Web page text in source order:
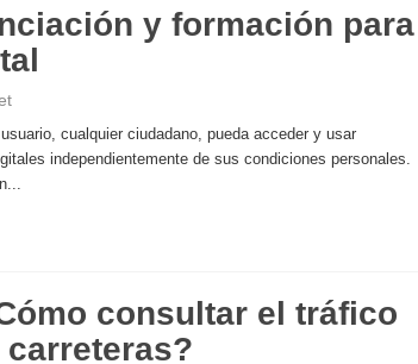
y formación para
cualquier ciudadano, pueda acceder y usar
independientemente de sus condiciones personales.
consultar el tráfico